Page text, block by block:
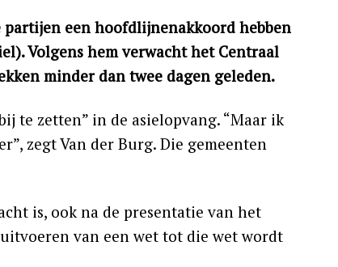
een hoofdlijnenakkoord hebben
Volgens hem verwacht het Centraal
minder dan twee dagen geleden.
te zetten” in de asielopvang. “Maar ik
zegt Van der Burg. Die gemeenten
is, ook na de presentatie van het
van een wet tot die wet wordt